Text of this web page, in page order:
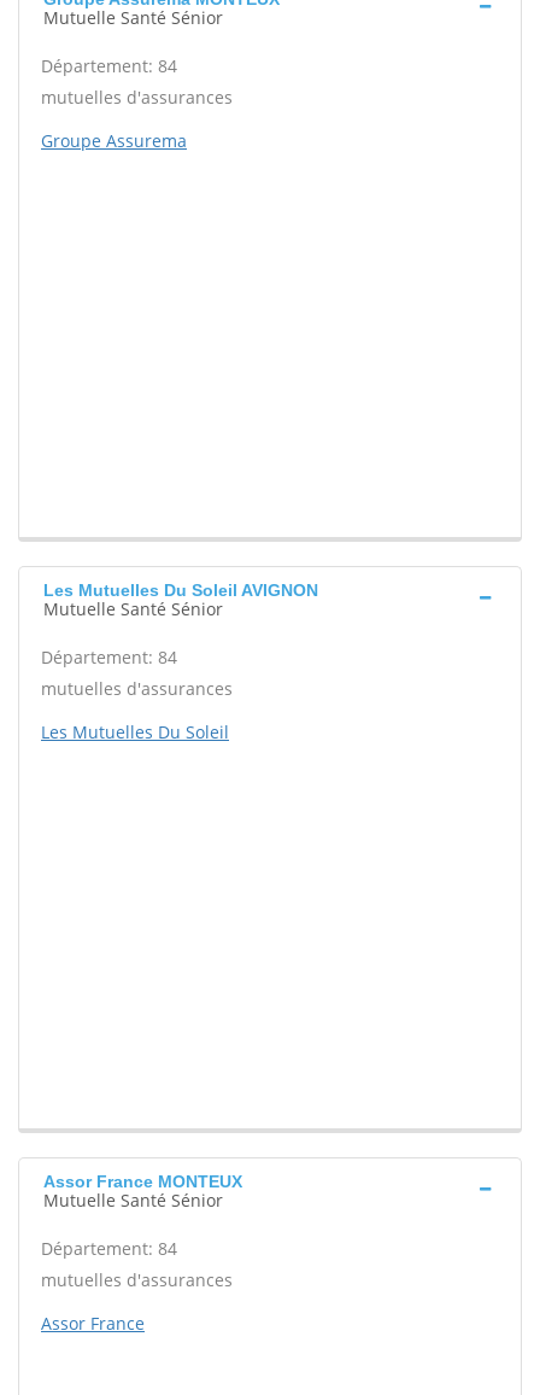
Mutuelle Santé Sénior
Département: 84
mutuelles d'assurances
Groupe Assurema
Les Mutuelles Du Soleil AVIGNON
Mutuelle Santé Sénior
Département: 84
mutuelles d'assurances
Les Mutuelles Du Soleil
Assor France MONTEUX
Mutuelle Santé Sénior
Département: 84
mutuelles d'assurances
Assor France